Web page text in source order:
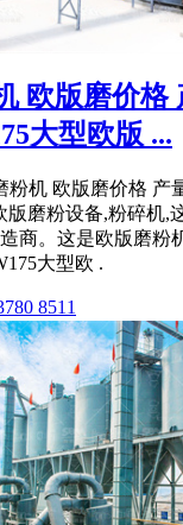
欧版磨价格
大型欧版 ...
粉机 欧版磨价格 产
版磨粉设备,粉碎机,
商。这是欧版磨粉
大型欧 .
8511